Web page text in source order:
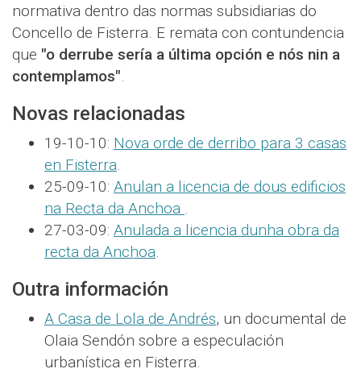
normativa dentro das normas subsidiarias do
Concello de Fisterra. E remata con contundencia
que "o derrube sería a última opción e nós nin a
contemplamos".
Novas relacionadas
19-10-10: Nova orde de derribo para 3 casas
en Fisterra.
25-09-10: Anulan a licencia de dous edificios
na Recta da Anchoa .
27-03-09: Anulada a licencia dunha obra da
recta da Anchoa.
Outra información
A Casa de Lola de Andrés, un documental de
Olaia Sendón sobre a especulación
urbanística en Fisterra.